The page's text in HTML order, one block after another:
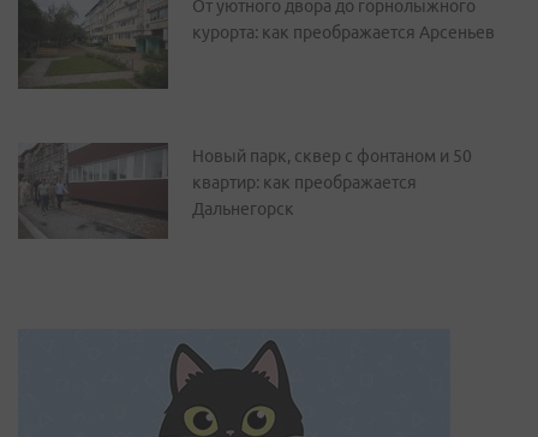
От уютного двора до горнолыжного
курорта: как преображается Арсеньев
Новый парк, сквер с фонтаном и 50
квартир: как преображается
Дальнегорск